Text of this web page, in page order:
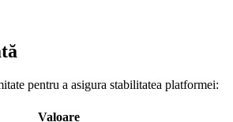
pentru a asigura stabilitatea platformei:
Valoare